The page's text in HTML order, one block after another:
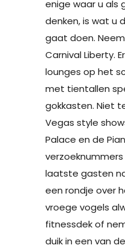
enige waar u als
denken, is wat u
gaat doen.
Carnival Liberty.
lounges op het
met tientallen
gokkasten. Niet
Vegas style
Palace en de
laatste gasten
een rondje over
vroege vogels
fitnessdek of
duik in een van